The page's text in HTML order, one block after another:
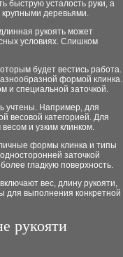
быструю усталость руки, а
деревьями.
рукоять может
условиях. Слишком
будет вестись работа.
формой клинка.
и специальной заточкой.
учтены. Например, для
весовой категорией. Для
и узким клинком.
формы клинка и типы
заточкой
гладкую поверхность.
вес, длину рукояти,
для выполнения конкретной
рукояти